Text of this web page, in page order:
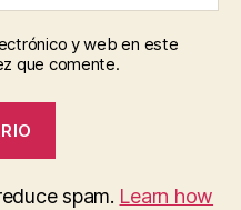
y web en este
que comente.
spam. Learn how